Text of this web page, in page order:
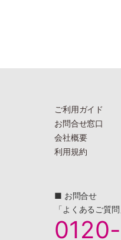
ご利用ガイド
お問合せ窓口
会社概要
利用規約
■ お問合せ
「よくあるご質